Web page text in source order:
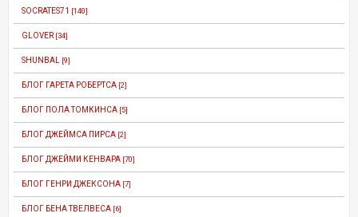
SOCRATES71 [140]
GLOVER [34]
SHUNBAL [9]
БЛОГ ГАРЕТА РОБЕРТСА [2]
БЛОГ ПОЛА ТОМКИНСА [5]
БЛОГ ДЖЕЙМСА ПИРСА [2]
БЛОГ ДЖЕЙМИ КЕНВАРА [70]
БЛОГ ГЕНРИ ДЖЕКСОНА [7]
БЛОГ БЕНА ТВЕЛВЕСА [6]